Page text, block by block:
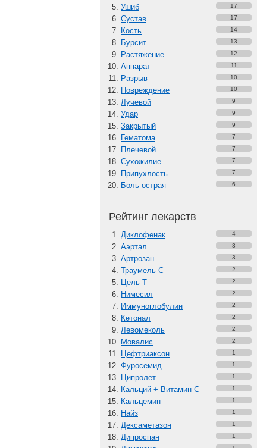
Ушиб 17
Сустав 17
Кость 14
Бурсит 13
Растяжение 12
Аппарат 11
Разрыв 10
Повреждение 10
Лучевой 9
Удар 9
Закрытый 9
Гематома 7
Плечевой 7
Сухожилие 7
Припухлость 7
Боль острая 6
Рейтинг лекарств
Диклофенак 4
Аэртал 3
Артрозан 3
Траумель С 2
Цель Т 2
Нимесил 2
Иммуноглобулин 2
Кетонал 2
Левомеколь 2
Мовалис 2
Цефтриаксон 1
Фуросемид 1
Ципролет 1
Кальций + Витамин C 1
Кальцемин 1
Найз 1
Дексаметазон 1
Дипроспан 1